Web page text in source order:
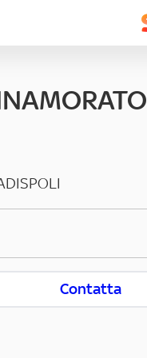
Contatta